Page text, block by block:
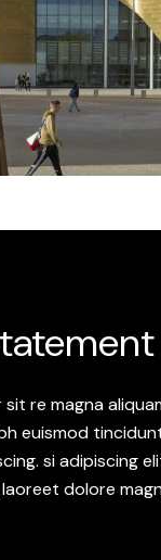
re magna
euismod
si adipiscing
dolore